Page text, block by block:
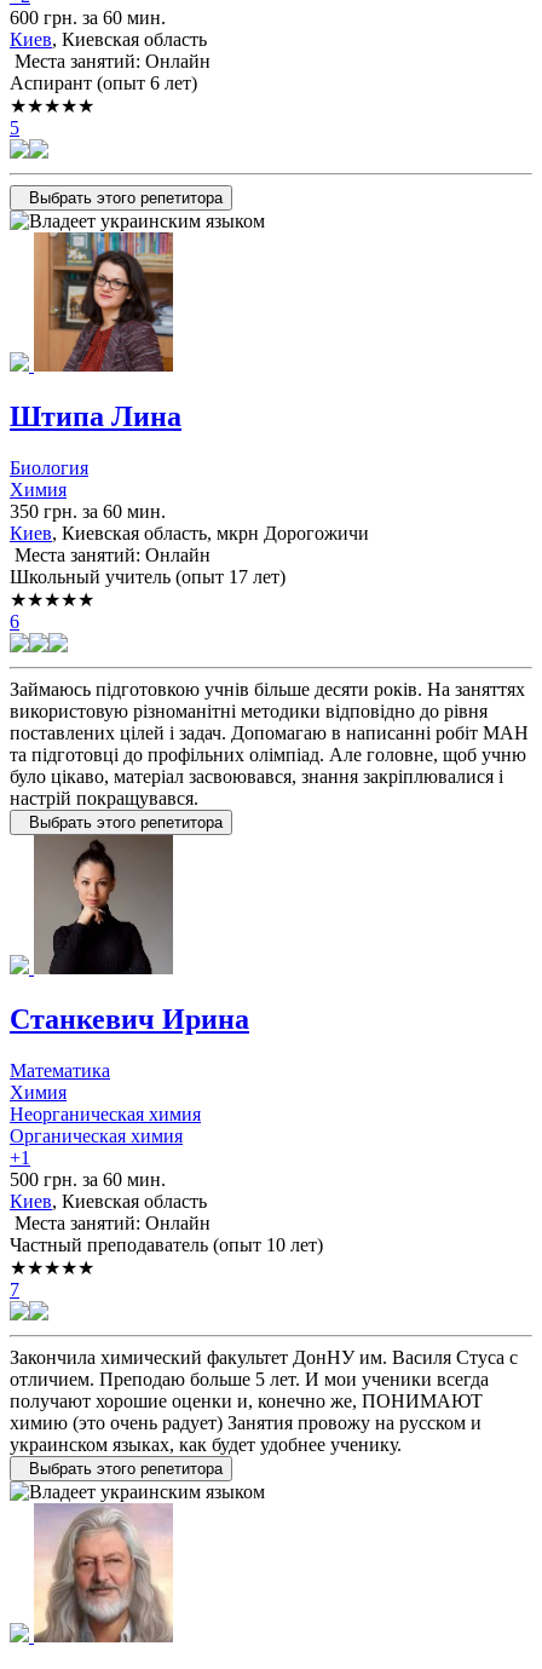
600 грн. за 60 мин.
Киев, Киевская область
Места занятий: Онлайн
Аспирант (опыт 6 лет)
★★★★★
5
Выбрать этого репетитора
Штипа Лина
Биология
Химия
350 грн. за 60 мин.
Киев, Киевская область, мкрн Дорогожичи
Места занятий: Онлайн
Школьный учитель (опыт 17 лет)
★★★★★
6
Займаюсь підготовкою учнів більше десяти років. На заняттях
використовую різноманітні методики відповідно до рівня
поставлених цілей і задач. Допомагаю в написанні робіт МАН
та підготовці до профільних олімпіад. Але головне, щоб учню
було цікаво, матеріал засвоювався, знання закріплювалися і
настрій покращувався.
Выбрать этого репетитора
Станкевич Ирина
Математика
Химия
Неорганическая химия
Органическая химия
+1
500 грн. за 60 мин.
Киев, Киевская область
Места занятий: Онлайн
Частный преподаватель (опыт 10 лет)
★★★★★
7
Закончила химический факультет ДонНУ им. Василя Стуса с
отличием. Преподаю больше 5 лет. И мои ученики всегда
получают хорошие оценки и, конечно же, ПОНИМАЮТ
химию (это очень радует) Занятия провожу на русском и
украинском языках, как будет удобнее ученику.
Выбрать этого репетитора